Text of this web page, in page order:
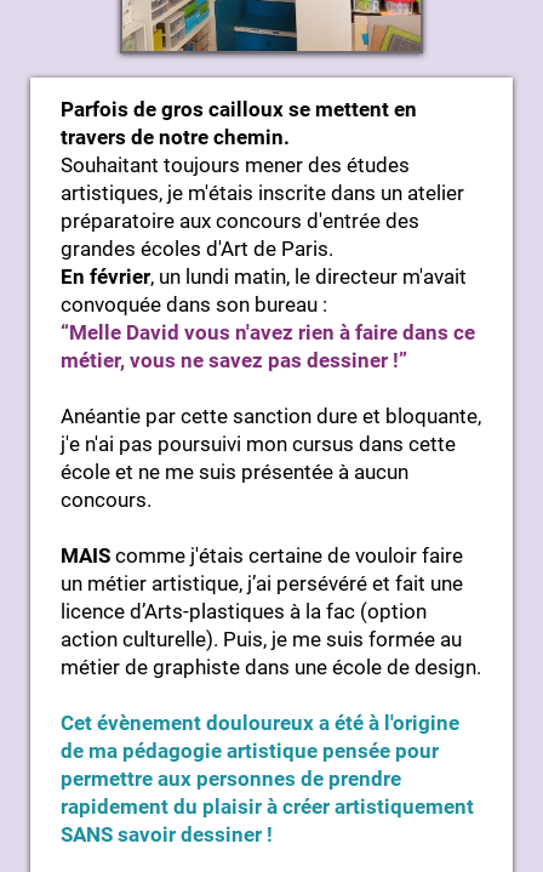
Parfois de gros cailloux se mettent en
travers de notre chemin.
Souhaitant toujours mener des études
artistiques, je m'étais inscrite dans un atelier
préparatoire aux concours d'entrée des
grandes écoles d'Art de Paris.
En février, un lundi matin, le directeur m'avait
convoquée dans son bureau :
“Melle David vous n'avez rien à faire dans ce
métier, vous ne savez pas dessiner !”
Anéantie par cette sanction dure et bloquante,
j'e n'ai pas poursuivi mon cursus dans cette
école et ne me suis présentée à aucun
concours.
MAIS comme j'étais certaine de vouloir faire
un métier artistique, j’ai persévéré et fait une
licence d’Arts-plastiques à la fac (option
action culturelle). Puis, je me suis formée au
métier de graphiste dans une école de design.
Cet évènement douloureux a été à l'origine
de ma pédagogie artistique pensée pour
permettre aux personnes de prendre
rapidement du plaisir à créer artistiquement
SANS savoir dessiner !